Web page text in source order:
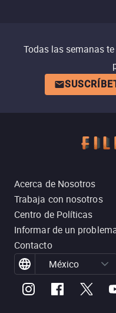
Todas las semanas
Acerca de Nosotros
Trabaja con nosotros
Centro de Políticas
Informar de un
Contacto
México